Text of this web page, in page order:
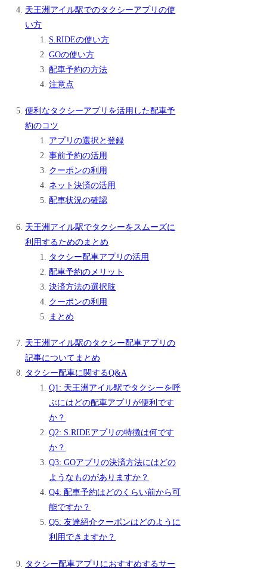
天王洲アイル駅でのタクシーアプリの使
い方
S.RIDEの使い方
GOの使い方
配車予約の方法
注意点
便利なタクシーアプリを活用した配車予
約のコツ
アプリの選択と登録
事前予約の活用
クーポンの利用
ネット決済の活用
配車状況の確認
天王洲アイル駅でタクシーをスムーズに
利用するためのまとめ
タクシー配車アプリの活用
配車予約のメリット
決済方法の選択肢
クーポンの利用
まとめ
天王洲アイル駅のタクシー配車アプリの
記事についてまとめ
タクシー配車に関するQ&A
Q1: 天王洲アイル駅でタクシーを呼
ぶにはどの配車アプリが便利です
か？
Q2: S.RIDEアプリの特徴は何です
か？
Q3: GOアプリの決済方法にはどの
ようなものがありますか？
Q4: 配車予約はどのくらい前から可
能ですか？
Q5: 友達紹介クーポンはどのように
利用できますか？
タクシー配車アプリにおすすめするサー